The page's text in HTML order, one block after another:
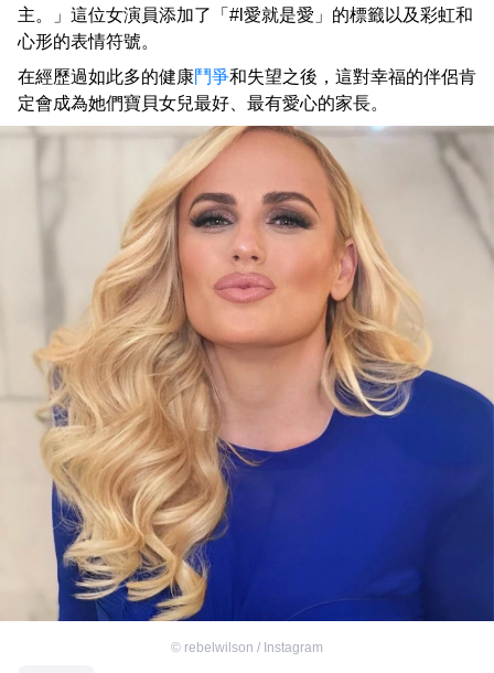
主。」這位女演員添加了「#l愛就是愛」的標籤以及彩虹和
心形的表情符號。
在經歷過如此多的健康鬥爭和失望之後，這對幸福的伴侶肯
定會成為她們寶貝女兒最好、最有愛心的家長。
© rebelwilson / Instagram